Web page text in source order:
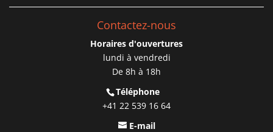
Contactez-nous
Horaires d'ouvertures
lundi à vendredi
De 8h à 18h
Téléphone
+41 22 539 16 64
E-mail